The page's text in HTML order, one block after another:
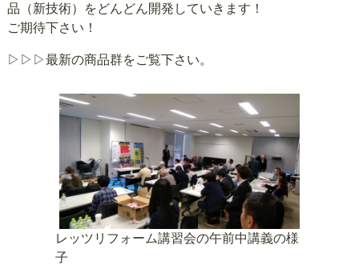
品（新技術）をどんどん開発していきます！
ご期待下さい！
▷▷▷最新の商品群をご覧下さい。
レッツリフォーム講習会の午前中講義の様
子